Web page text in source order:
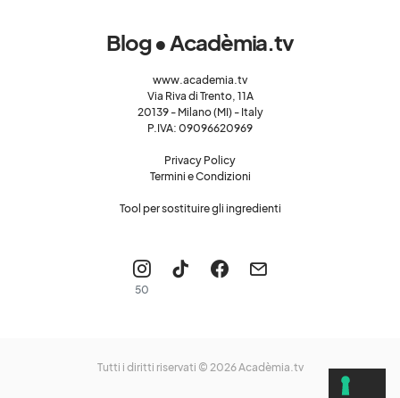
Blog • Acadèmia.tv
www.academia.tv
Via Riva di Trento, 11A
20139 - Milano (MI) - Italy
P.IVA: 09096620969
Privacy Policy
Termini e Condizioni
Tool per sostituire gli ingredienti
50
Tutti i diritti riservati © 2026Acadèmia.tv